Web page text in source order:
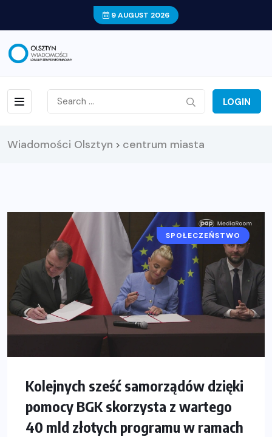
9 AUGUST 2026
LOGIN
Wiadomości Olsztyn > centrum miasta
SPOŁECZEŃSTWO
Kolejnych sześć samorządów dzięki
pomocy BGK skorzysta z wartego
40 mld złotych programu w ramach